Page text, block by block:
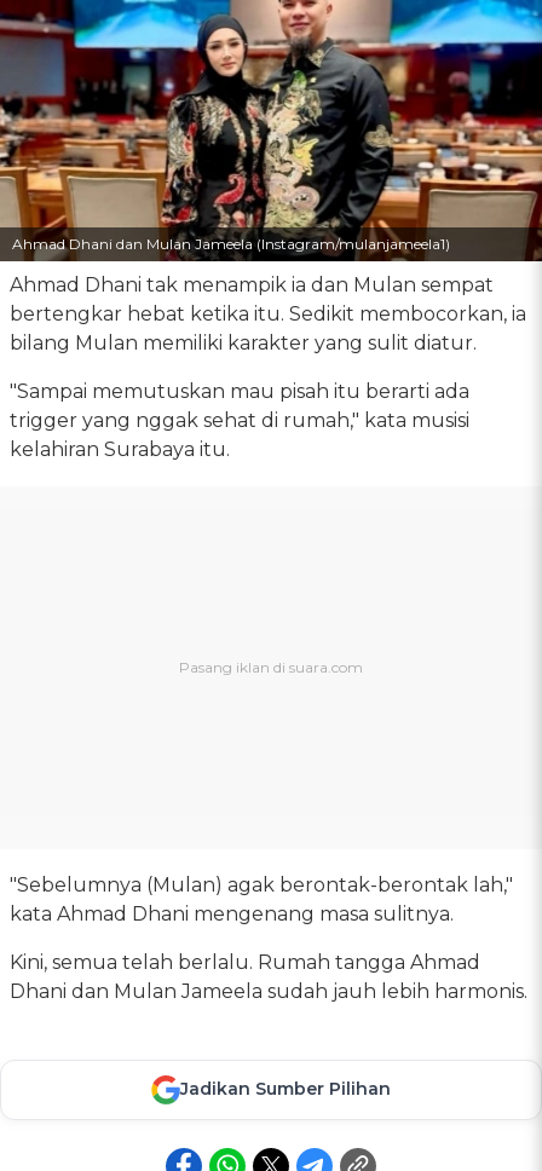
Ahmad Dhani dan Mulan Jameela (Instagram/mulanjameela1)
Ahmad Dhani tak menampik ia dan Mulan sempat
bertengkar hebat ketika itu. Sedikit membocorkan, ia
bilang Mulan memiliki karakter yang sulit diatur.
"Sampai memutuskan mau pisah itu berarti ada
trigger yang nggak sehat di rumah," kata musisi
kelahiran Surabaya itu.
"Sebelumnya (Mulan) agak berontak-berontak lah,"
kata Ahmad Dhani mengenang masa sulitnya.
Kini, semua telah berlalu. Rumah tangga Ahmad
Dhani dan Mulan Jameela sudah jauh lebih harmonis.
Jadikan Sumber Pilihan